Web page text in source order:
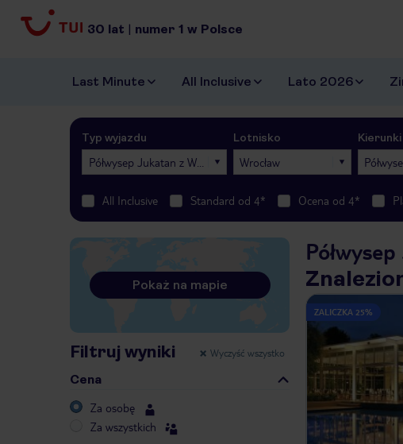
30 lat | numer 1 w Polsce
Last Minute All Inclusive Lato 2026
Typ wyjazdu
Półwysep Jukatan z Wrocławia
Lotnisko
Wrocław
Kierunki
All Inclusive Standard od 4* Ocena od 4*
Pokaż na mapie
Filtruj wyniki Wyczyść wszystko
Cena
Za osobę
Za wszystkich
ZALICZKA 25%